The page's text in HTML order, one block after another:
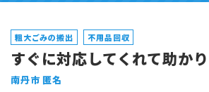
粗大ごみの搬出 不用品回収
すぐに対応してくれて助かり
南丹市 匿名